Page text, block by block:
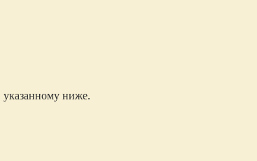
указанному ниже.